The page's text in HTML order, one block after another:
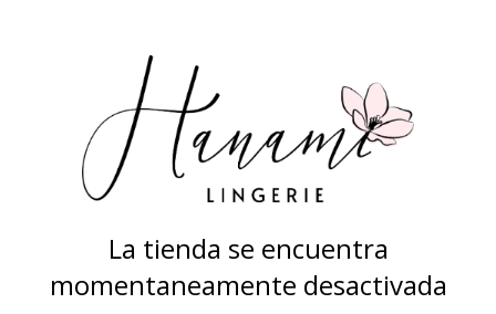
La tienda se encuentra
momentaneamente desactivada